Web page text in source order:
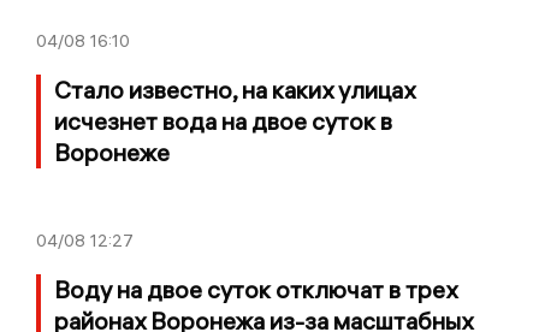
04/08 16:10
Стало известно, на каких улицах
исчезнет вода на двое суток в
Воронеже
04/08 12:27
Воду на двое суток отключат в трех
районах Воронежа из-за масштабных